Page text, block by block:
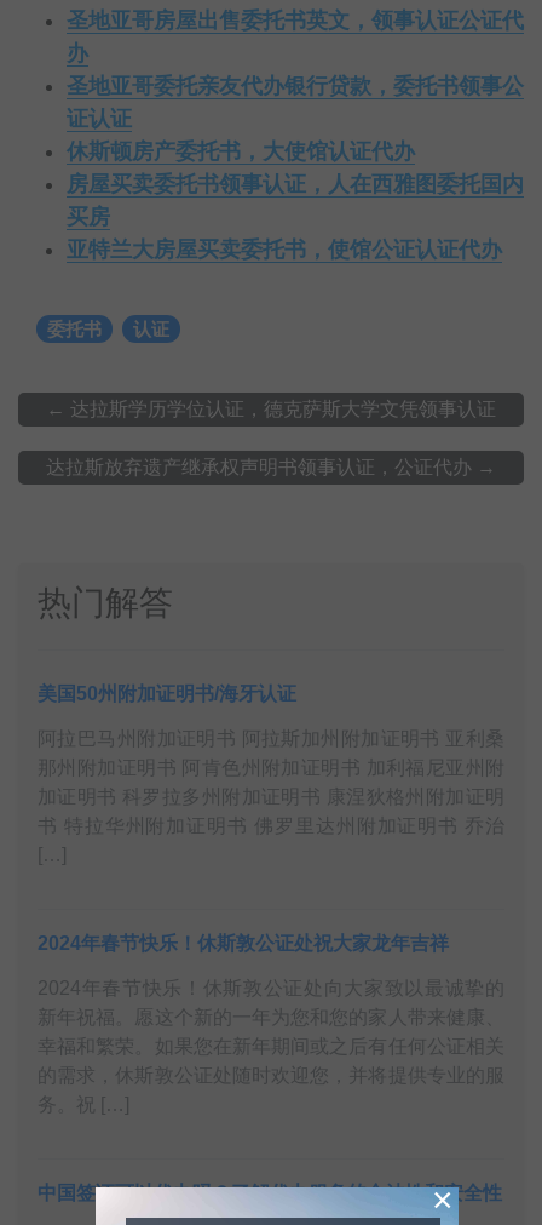
圣地亚哥房屋出售委托书英文，领事认证公证代
办
圣地亚哥委托亲友代办银行贷款，委托书领事公
证认证
休斯顿房产委托书，大使馆认证代办
房屋买卖委托书领事认证，人在西雅图委托国内
买房
亚特兰大房屋买卖委托书，使馆公证认证代办
委托书 认证
← 达拉斯学历学位认证，德克萨斯大学文凭领事认证
达拉斯放弃遗产继承权声明书领事认证，公证代办 →
热门解答
美国50州附加证明书/海牙认证
阿拉巴马州附加证明书 阿拉斯加州附加证明书 亚利桑
那州附加证明书 阿肯色州附加证明书 加利福尼亚州附
加证明书 科罗拉多州附加证明书 康涅狄格州附加证明
书 特拉华州附加证明书 佛罗里达州附加证明书 乔治
[…]
2024年春节快乐！休斯敦公证处祝大家龙年吉祥
2024年春节快乐！休斯敦公证处向大家致以最诚挚的
新年祝福。愿这个新的一年为您和您的家人带来健康、
幸福和繁荣。如果您在新年期间或之后有任何公证相关
的需求，休斯敦公证处随时欢迎您，并将提供专业的服
务。祝 […]
中国签证可以代办吗？了解代办服务的合法性和安全性
×